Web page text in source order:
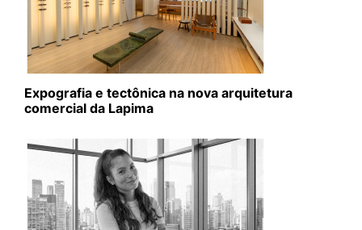
Expografia e tectônica na nova arquitetura
comercial da Lapima